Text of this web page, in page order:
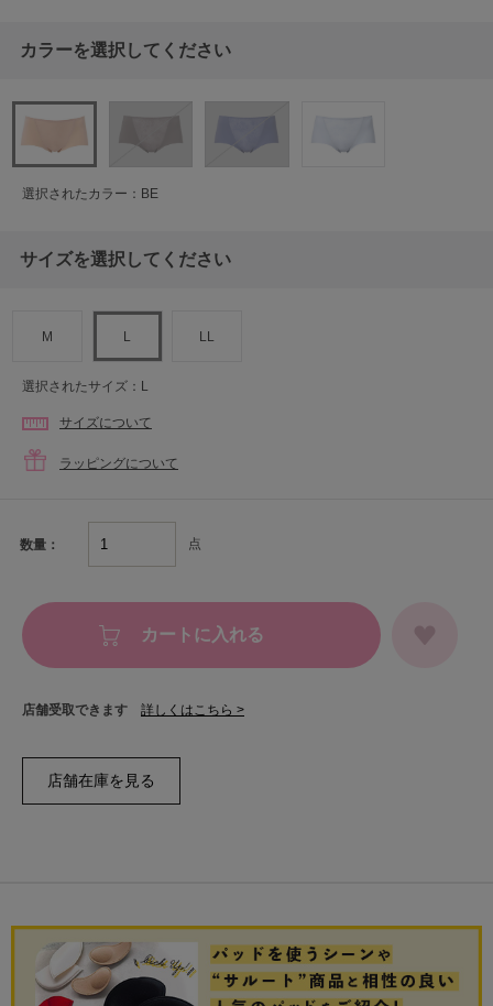
カラーを選択してください
選択されたカラー：BE
サイズを選択してください
M L LL
選択されたサイズ：L
サイズについて
ラッピングについて
数量： 点
カートに入れる
店舗受取できます 詳しくはこちら >